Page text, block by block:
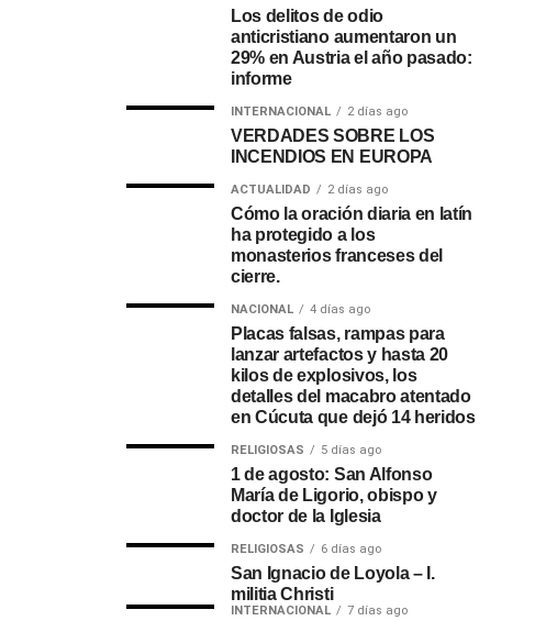
Los delitos de odio
anticristiano aumentaron un
29% en Austria el año pasado:
informe
INTERNACIONAL 2 días ago
VERDADES SOBRE LOS
INCENDIOS EN EUROPA
ACTUALIDAD 2 días ago
Cómo la oración diaria en latín
ha protegido a los
monasterios franceses del
cierre.
NACIONAL 4 días ago
Placas falsas, rampas para
lanzar artefactos y hasta 20
kilos de explosivos, los
detalles del macabro atentado
en Cúcuta que dejó 14 heridos
RELIGIOSAS 5 días ago
1 de agosto: San Alfonso
María de Ligorio, obispo y
doctor de la Iglesia
RELIGIOSAS 6 días ago
San Ignacio de Loyola – I.
militia Christi
INTERNACIONAL 7 días ago